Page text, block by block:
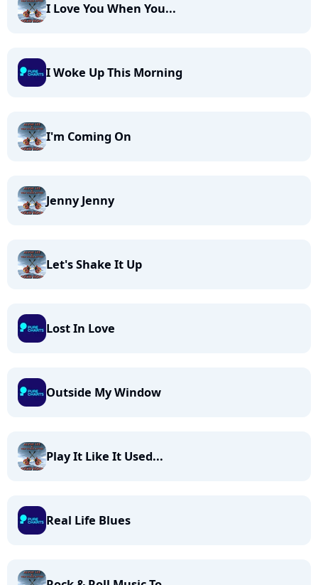
I Love You When You...
I Woke Up This Morning
I'm Coming On
Jenny Jenny
Let's Shake It Up
Lost In Love
Outside My Window
Play It Like It Used...
Real Life Blues